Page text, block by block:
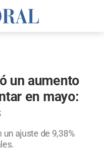
un aumento
en mayo:
ajuste de 9,38%